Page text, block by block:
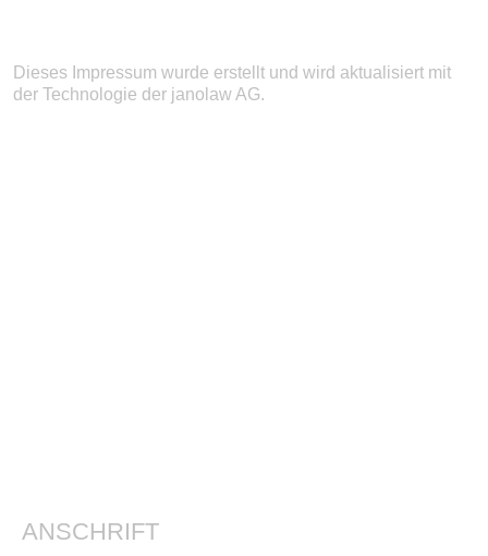
Dieses Impressum wurde erstellt und wird aktualisiert mit
der Technologie der janolaw AG.
ANSCHRIFT